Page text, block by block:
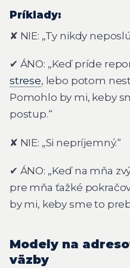
Príklady:
✘ NIE: „Ty nikdy
✔ ÁNO: „Keď príde
strese, lebo potom
Pomohlo by mi, keby
postup.“
✘ NIE: „Si nepríjemný.“
✔ ÁNO: „Keď na mňa
pre mňa ťažké
by mi, keby sme to
Modely na
väzby